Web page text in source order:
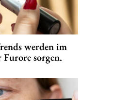
werden im
sorgen.